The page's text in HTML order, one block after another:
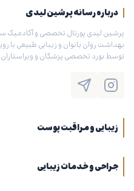
درباره رسانه پرشین لیدی
پرشین لیدی پورتال تخصصی و آکادمیک
بهداشت روان بانوان و زیبایی طبیعی با
توسط بورد تخصصی پزشکان و
زیبایی و مراقبت پوست
جراحی و خدمات زیبایی